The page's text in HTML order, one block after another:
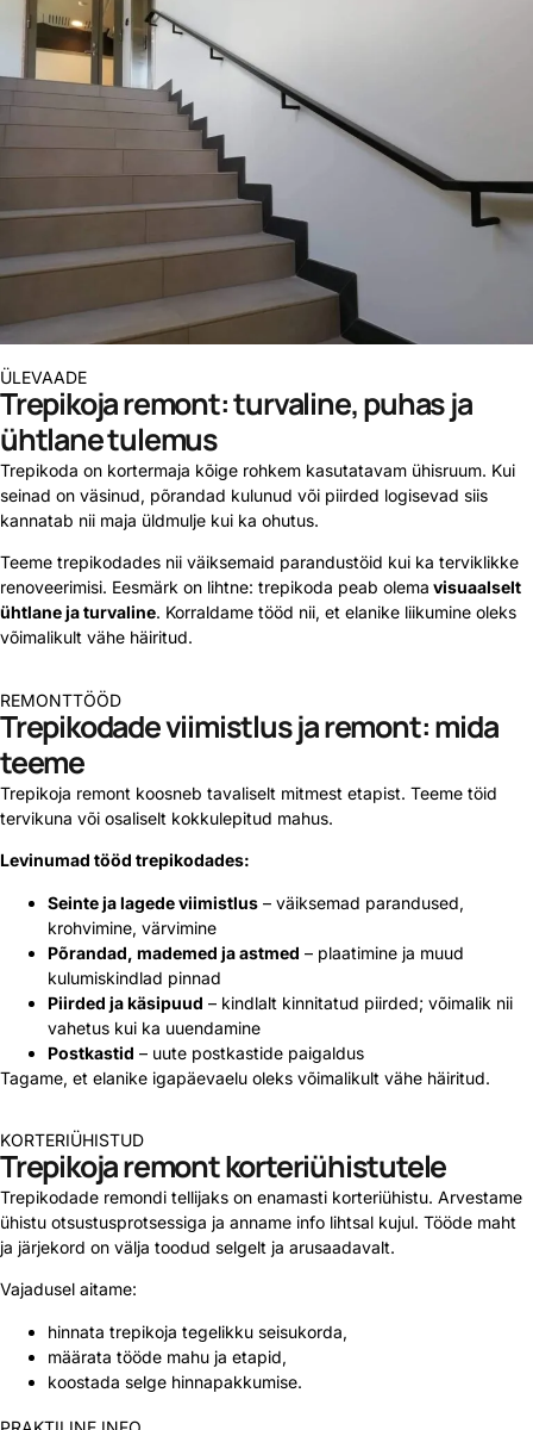
ÜLEVAADE
Trepikoja remont: turvaline, puhas ja
ühtlane tulemus
Trepikoda on kortermaja kõige rohkem kasutatavam ühisruum. Kui
seinad on väsinud, põrandad kulunud või piirded logisevad siis
kannatab nii maja üldmulje kui ka ohutus.
Teeme trepikodades nii väiksemaid parandustöid kui ka terviklikke
renoveerimisi. Eesmärk on lihtne: trepikoda peab olema visuaalselt
ühtlane ja turvaline. Korraldame tööd nii, et elanike liikumine oleks
võimalikult vähe häiritud.
REMONTTÖÖD
Trepikodade viimistlus ja remont: mida
teeme
Trepikoja remont koosneb tavaliselt mitmest etapist. Teeme töid
tervikuna või osaliselt kokkulepitud mahus.
Levinumad tööd trepikodades:
Seinte ja lagede viimistlus – väiksemad parandused,
krohvimine, värvimine
Põrandad, mademed ja astmed – plaatimine ja muud
kulumiskindlad pinnad
Piirded ja käsipuud – kindlalt kinnitatud piirded; võimalik nii
vahetus kui ka uuendamine
Postkastid – uute postkastide paigaldus
Tagame, et elanike igapäevaelu oleks võimalikult vähe häiritud.
KORTERIÜHISTUD
Trepikoja remont korteriühistutele
Trepikodade remondi tellijaks on enamasti korteriühistu. Arvestame
ühistu otsustusprotsessiga ja anname info lihtsal kujul. Tööde maht
ja järjekord on välja toodud selgelt ja arusaadavalt.
Vajadusel aitame:
hinnata trepikoja tegelikku seisukorda,
määrata tööde mahu ja etapid,
koostada selge hinnapakkumise.